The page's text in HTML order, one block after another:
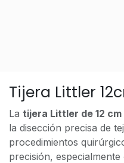
Tijera Littler
La tijera Littler de 12 cm
la disección precisa de
procedimientos
precisión,